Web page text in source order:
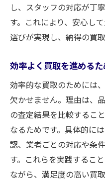
し、スタッフの対応が丁
す。これにより、安心し
選びが実現し、納得の買
効率よく買取を進める
効率的な買取のためには
欠かせません。理由は、
の査定結果を比較するこ
なるためです。具体的に
認、業者ごとの対応や条
す。これらを実践するこ
ながら、満足度の高い買